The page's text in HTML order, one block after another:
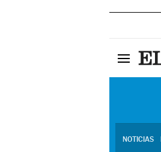
NOTICIAS